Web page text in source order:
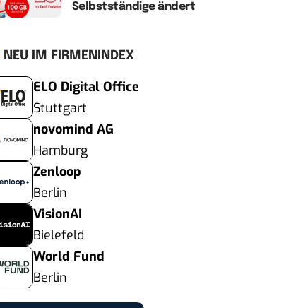
Selbstständige ändert
NEU IM FIRMENINDEX
ELO Digital Office
Stuttgart
novomind AG
Hamburg
Zenloop
Berlin
VisionAI
Bielefeld
World Fund
Berlin